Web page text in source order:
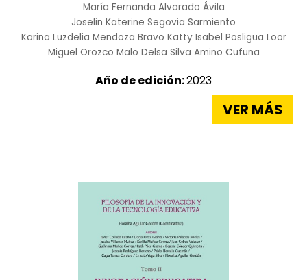
María Fernanda Alvarado Ávila
Joselin Katerine Segovia Sarmiento
Karina Luzdelia Mendoza Bravo Katty Isabel Posligua Loor
Miguel Orozco Malo Delsa Silva Amino Cufuna
Año de edición:2023
VER MÁS